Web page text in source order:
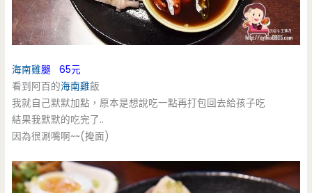
海南雞腿 65元
看到阿百的海南雞飯
我就自己默默加點，原本是想說吃一點再打包回去給孩子吃
結果我默默的吃完了..
因為很涮嘴啊~~(掩面)